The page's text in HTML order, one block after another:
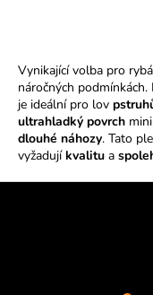
Vynikající volba pro
náročných podmínkách.
je ideální pro lov
ultrahladký povrch
dlouhé náhozy. Tato
vyžadujíkvalitu a